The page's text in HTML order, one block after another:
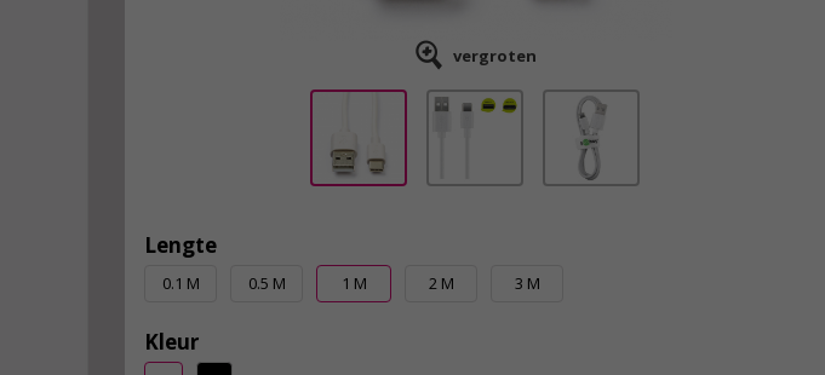
vergroten
Lengte
0.1 M 0.5 M 1 M 2 M 3 M
Kleur